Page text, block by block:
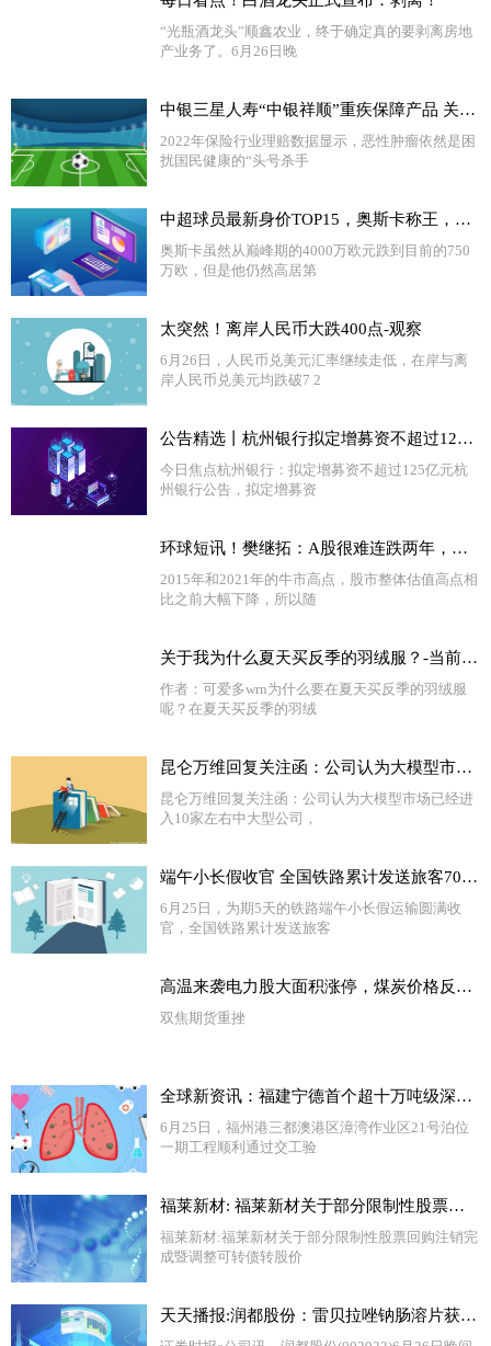
“光瓶酒龙头”顺鑫农业，终于确定真的要剥离房地
产业务了。6月26日晚
中银三星人寿“中银祥顺”重疾保障产品 关注多发疾病 提质性价比高
2022年保险行业理赔数据显示，恶性肿瘤依然是困
扰国民健康的“头号杀手
中超球员最新身价TOP15，奥斯卡称王，武磊国内最高，红黑榜都有谁 今头条
奥斯卡虽然从巅峰期的4000万欧元跌到目前的750
万欧，但是他仍然高居第
太突然！离岸人民币大跌400点-观察
6月26日，人民币兑美元汇率继续走低，在岸与离
岸人民币兑美元均跌破7 2
公告精选丨杭州银行拟定增募资不超过125亿元；昆仑万维回复关注函：股东借款安排让公司资金储备更加丰富
今日焦点杭州银行：拟定增募资不超过125亿元杭
州银行公告，拟定增募资
环球短讯！樊继拓：A股很难连跌两年，看好三季度股市
2015年和2021年的牛市高点，股市整体估值高点相
比之前大幅下降，所以随
关于我为什么夏天买反季的羽绒服？-当前热闻
作者：可爱多wrn为什么要在夏天买反季的羽绒服
呢？在夏天买反季的羽绒
昆仑万维回复关注函：公司认为大模型市场已经进入10家左右中大型公司 当前热闻
昆仑万维回复关注函：公司认为大模型市场已经进
入10家左右中大型公司，
端午小长假收官 全国铁路累计发送旅客7037.9万人次|报道
6月25日，为期5天的铁路端午小长假运输圆满收
官，全国铁路累计发送旅客
高温来袭电力股大面积涨停，煤炭价格反弹动力不足
双焦期货重挫
全球新资讯：福建宁德首个超十万吨级深水泊位通过交工验收
6月25日，福州港三都澳港区漳湾作业区21号泊位
一期工程顺利通过交工验
福莱新材: 福莱新材关于部分限制性股票回购注销完成暨调整可转债转股价格的公告
福莱新材:福莱新材关于部分限制性股票回购注销完
成暨调整可转债转股价
天天播报:润都股份：雷贝拉唑钠肠溶片获药品注册证书